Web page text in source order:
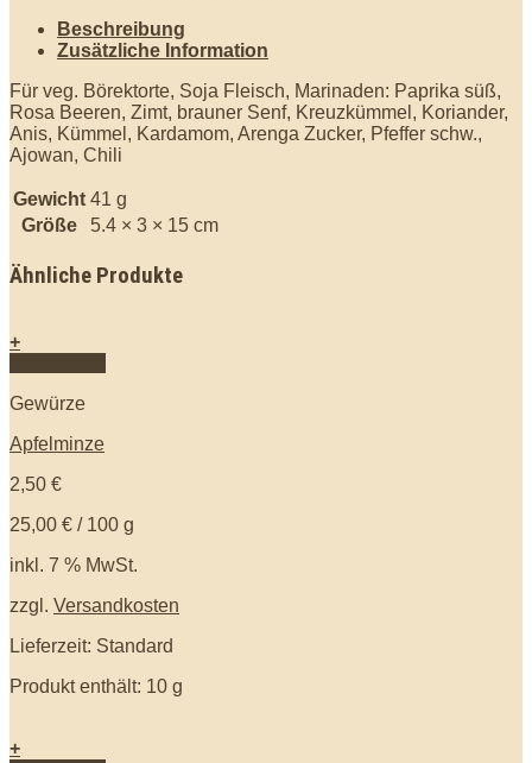
Beschreibung
Zusätzliche Information
Für veg. Börektorte, Soja Fleisch, Marinaden: Paprika süß,
Rosa Beeren, Zimt, brauner Senf, Kreuzkümmel, Koriander,
Anis, Kümmel, Kardamom, Arenga Zucker, Pfeffer schw.,
Ajowan, Chili
Gewicht 41 g
Größe
5.4 × 3 × 15 cm
Ähnliche Produkte
+
Gewürze
Apfelminze
2,50 €
25,00 € / 100 g
inkl. 7 % MwSt.
zzgl. Versandkosten
Lieferzeit: Standard
Produkt enthält: 10 g
+